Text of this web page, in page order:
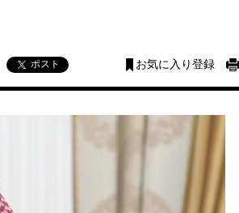
ポスト お気に入り登録